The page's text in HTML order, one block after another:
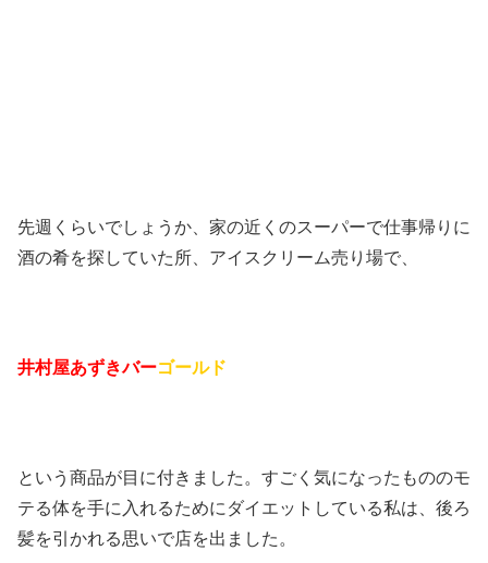
先週くらいでしょうか、家の近くのスーパーで仕事帰りに
酒の肴を探していた所、アイスクリーム売り場で、
井村屋あずきバーゴールド
という商品が目に付きました。すごく気になったもののモ
テる体を手に入れるためにダイエットしている私は、後ろ
髪を引かれる思いで店を出ました。